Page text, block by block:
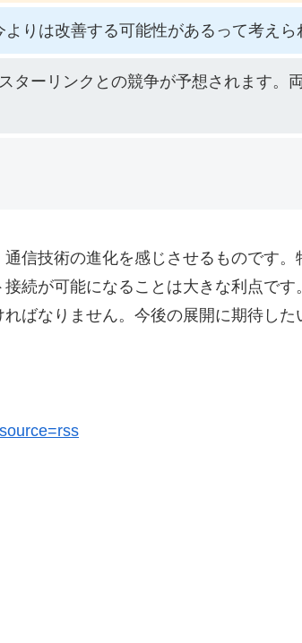
りは改善する可能性があるって考えら
ターリンクとの競争が予想されます。
信技術の進化を感じさせるものです
続が可能になることは大きな利点で
ばなりません。今後の展開に期待した